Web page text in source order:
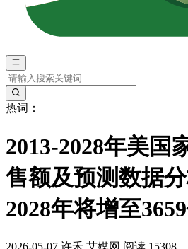
热词：
2013-2028年美国
售额及预测数据
2028年将增至